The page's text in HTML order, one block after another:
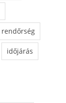
rendőrség
időjárás